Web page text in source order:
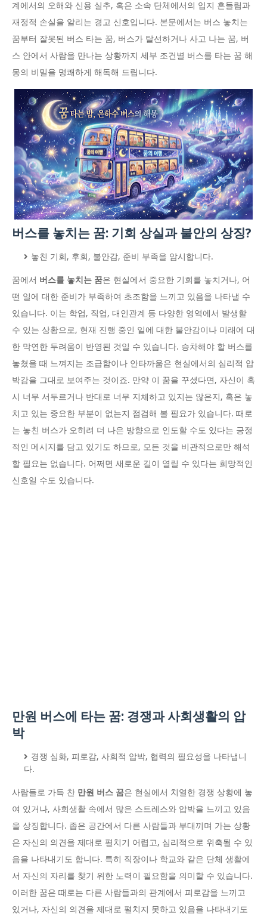
계에서의 오해와 신용 실추, 혹은 소속 단체에서의 입지 흔들림과
재정적 손실을 알리는 경고 신호입니다. 본문에서는 버스 놓치는
꿈부터 잘못된 버스 타는 꿈, 버스가 탈선하거나 사고 나는 꿈, 버
스 안에서 사람을 만나는 상황까지 세부 조건별 버스를 타는 꿈 해
몽의 비밀을 명쾌하게 해독해 드립니다.
버스를 놓치는 꿈: 기회 상실과 불안의 상징?
놓친 기회, 후회, 불안감, 준비 부족을 암시합니다.
꿈에서 버스를 놓치는 꿈은 현실에서 중요한 기회를 놓치거나, 어
떤 일에 대한 준비가 부족하여 초조함을 느끼고 있음을 나타낼 수
있습니다. 이는 학업, 직업, 대인관계 등 다양한 영역에서 발생할
수 있는 상황으로, 현재 진행 중인 일에 대한 불안감이나 미래에 대
한 막연한 두려움이 반영된 것일 수 있습니다. 승차해야 할 버스를
놓쳤을 때 느껴지는 조급함이나 안타까움은 현실에서의 심리적 압
박감을 그대로 보여주는 것이죠. 만약 이 꿈을 꾸셨다면, 자신이 혹
시 너무 서두르거나 반대로 너무 지체하고 있지는 않은지, 혹은 놓
치고 있는 중요한 부분이 없는지 점검해 볼 필요가 있습니다. 때로
는 놓친 버스가 오히려 더 나은 방향으로 인도할 수도 있다는 긍정
적인 메시지를 담고 있기도 하므로, 모든 것을 비관적으로만 해석
할 필요는 없습니다. 어쩌면 새로운 길이 열릴 수 있다는 희망적인
신호일 수도 있습니다.
만원 버스에 타는 꿈: 경쟁과 사회생활의 압
박
경쟁 심화, 피로감, 사회적 압박, 협력의 필요성을 나타냅니
다.
사람들로 가득 찬 만원 버스 꿈은 현실에서 치열한 경쟁 상황에 놓
여 있거나, 사회생활 속에서 많은 스트레스와 압박을 느끼고 있음
을 상징합니다. 좁은 공간에서 다른 사람들과 부대끼며 가는 상황
은 자신의 의견을 제대로 펼치기 어렵고, 심리적으로 위축될 수 있
음을 나타내기도 합니다. 특히 직장이나 학교와 같은 단체 생활에
서 자신의 자리를 찾기 위한 노력이 필요함을 의미할 수 있습니다.
이러한 꿈은 때로는 다른 사람들과의 관계에서 피로감을 느끼고
있거나, 자신의 의견을 제대로 펼치지 못하고 있음을 나타내기도